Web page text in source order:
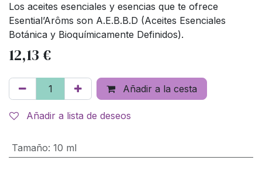
Los aceites esenciales y esencias que te ofrece
Esential’Arôms son A.E.B.B.D (Aceites Esenciales
Botánica y Bioquímicamente Definidos).
12,13 €
Añadir a la cesta
Añadir a lista de deseos
Tamaño: 10 ml